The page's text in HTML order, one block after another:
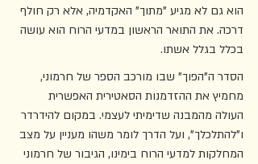
הוא גם לא מגיע "מתוך" האקדמיה, אלא רק חולף
דרכה. את התואר הראשון במדעי הרוח הוא עושה
בכלל בגלל אשתו.
הסדר ה"הפוך" שבו מורכב הספר של חרמוני,
מחמיץ את ההזדמנות הסאטירית האפשרית
העולה מהמבנה שדימיתי לעצמי. במקום להידרדר
ו"להתלכלך", ועל הדרך לומר משהו מעניין על מצב
המחלקות למדעי הרוח בימינו, הגיבור של חרמוני